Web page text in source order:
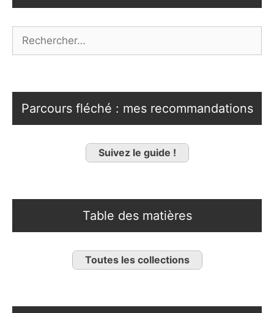
Parcours fléché : mes recommandations
Suivez le guide !
Table des matières
Toutes les collections